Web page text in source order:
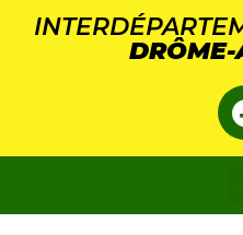
DRÔME-
Panneau de gestion des